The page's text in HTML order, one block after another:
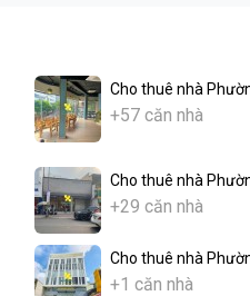
Cho thuê nhà
+57 căn nhà
Cho thuê nhà
+29 căn nhà
Cho thuê nhà
+1 căn nhà